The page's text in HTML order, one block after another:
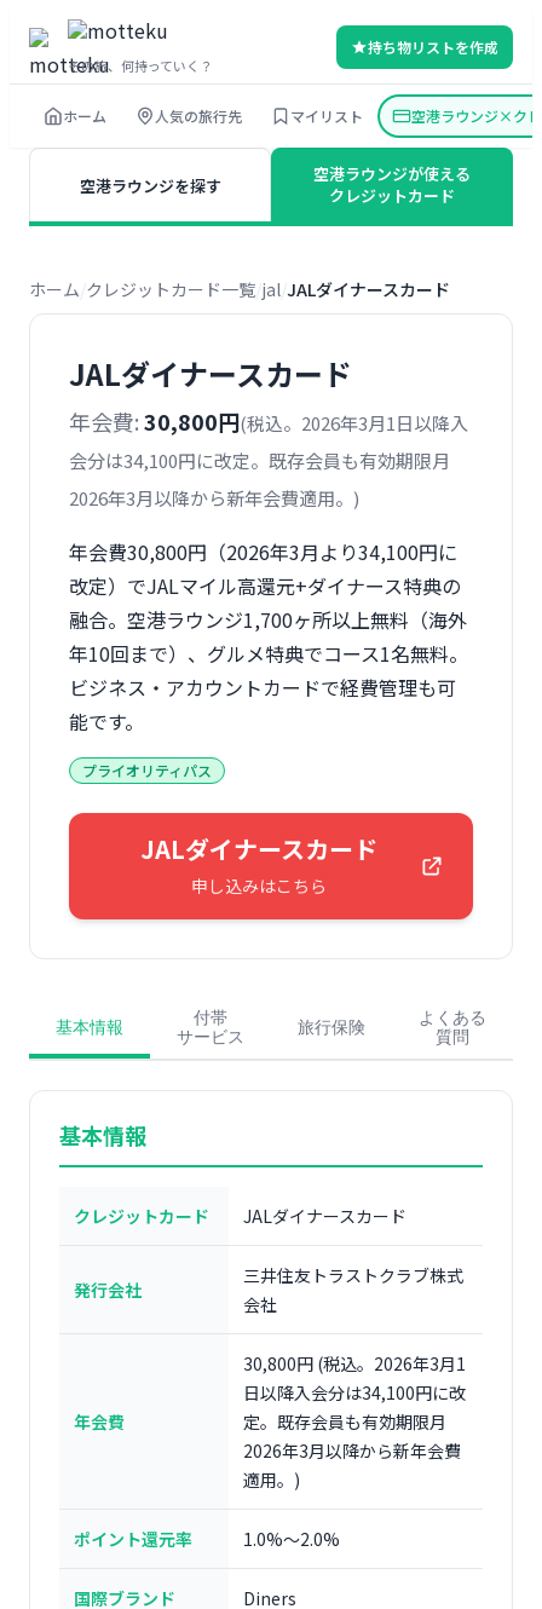
を
その旅、何持っていく？
持ち物リストを作成
ホーム 人気の旅行先 マイリスト 空港ラウンジ×ク
空港ラウンジを探す
空港ラウンジが使える
クレジットカード
ホーム クレジットカード一覧 jal JALダイナースカード
JALダイナースカード
年会費:30,800円(税込。2026年3月1日以降入
会分は34,100円に改定。既存会員も有効期限月
2026年3月以降から新年会費適用。)
年会費30,800円（2026年3月より34,100円に
改定）でJALマイル高還元+ダイナース特典の
融合。空港ラウンジ1,700ヶ所以上無料（海外
年10回まで）、グルメ特典でコース1名無料。
ビジネス・アカウントカードで経費管理も可
能です。
プライオリティパス
JALダイナースカード
申し込みはこちら
基本情報
付帯
サービス
旅行保険
よくある
質問
基本情報
クレジットカード JALダイナースカード
発行会社
三井住友トラストクラブ株式
会社
年会費
30,800円 (税込。2026年3月1
日以降入会分は34,100円に改
定。既存会員も有効期限月
2026年3月以降から新年会費
適用。)
ポイント還元率 1.0%〜2.0%
国際ブランド Diners